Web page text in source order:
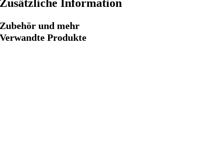
Zusätzliche Information
Zubehör und mehr
Verwandte Produkte